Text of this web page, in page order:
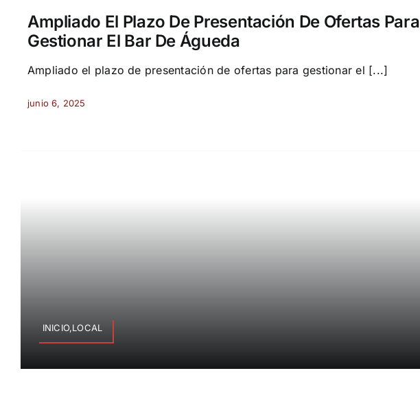
Ampliado El Plazo De Presentación De Ofertas Para
Gestionar El Bar De Águeda
Ampliado el plazo de presentación de ofertas para gestionar el [...]
junio 6, 2025
INICIO,LOCAL